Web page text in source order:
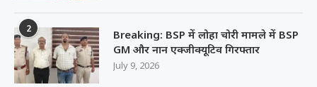
2
Breaking: BSP में लोहा चोरी मामले में BSP
GM और नान एक्जीक्यूटिव गिरफ्तार
July 9, 2026